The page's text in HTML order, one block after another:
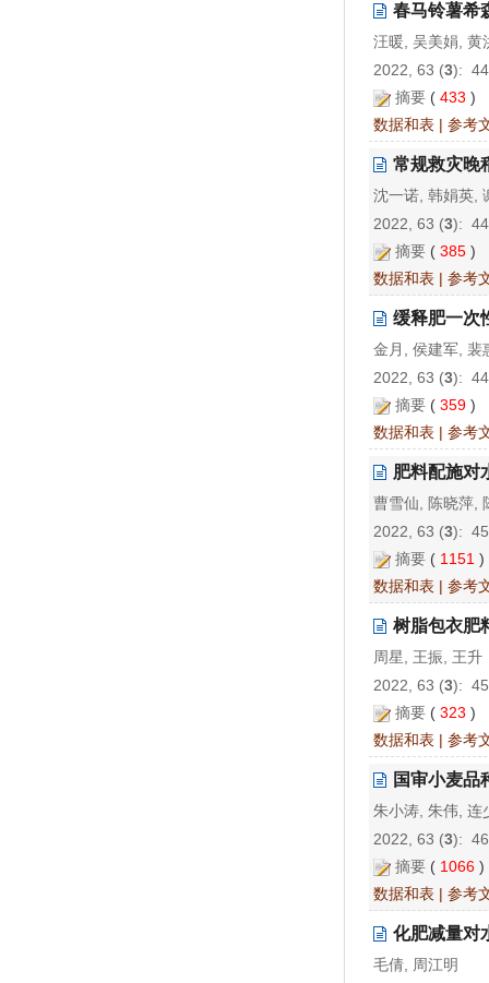
春马铃薯希
汪暖, 吴美娟, 黄
2022, 63 (3):
摘要 ( 433 )
数据和表 | 参考
常规救灾晚
沈一诺, 韩娟英,
2022, 63 (3):
摘要 ( 385 )
数据和表 | 参考
缓释肥一次
金月, 侯建军, 裴
2022, 63 (3):
摘要 ( 359 )
数据和表 | 参考
肥料配施对
曹雪仙, 陈晓萍,
2022, 63 (3):
摘要 ( 1151
数据和表 | 参考
树脂包衣肥
周星, 王振, 王升
2022, 63 (3):
摘要 ( 323 )
数据和表 | 参考
国审小麦品
朱小涛, 朱伟, 连
2022, 63 (3):
摘要 ( 1066
数据和表 | 参考
化肥减量对
毛倩, 周江明